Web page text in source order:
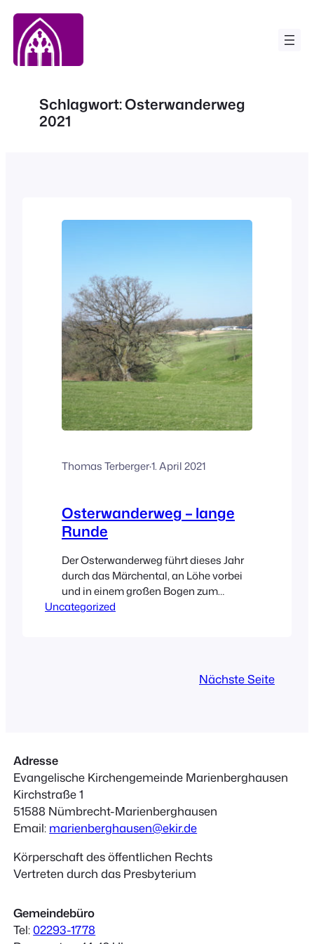
Zum
Inhalt
springen
Schlagwort:Osterwanderweg
2021
Thomas Terberger·1. April 2021
Osterwanderweg – lange
Runde
Der Osterwanderweg führt dieses Jahr
durch das Märchental, an Löhe vorbei
und in einem großen Bogen zum
Windrad. Von dort aus durch den
anschauen und über einen QR-Code
Uncategorized
Nächste Seite
Adresse
Evangelische Kirchengemeinde Marienberghausen
Kirchstraße 1
51588 Nümbrecht-Marienberghausen
Email: marienberghausen@ekir.de
Körperschaft des öffentlichen Rechts
Vertreten durch das Presbyterium
Gemeindebüro
Tel:02293-1778